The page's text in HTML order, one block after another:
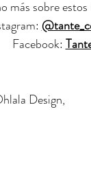
más sobre
Facebook:
Design,